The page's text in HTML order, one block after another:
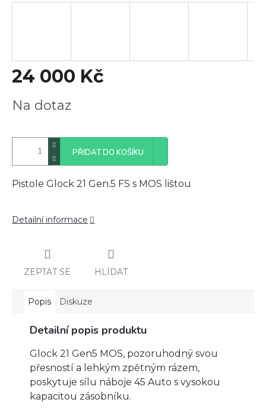
24 000 Kč
cena:
Na dotaz
PŘIDAT DO KOŠÍKU
Pistole Glock 21 Gen.5 FS s MOS lištou
Detailní informace
ZEPTAT SE HLÍDAT
Popis Diskuze
Detailní popis produktu
Glock 21 Gen5 MOS, pozoruhodný svou
přesností a lehkým zpětným rázem,
poskytuje sílu náboje 45 Auto s vysokou
kapacitou zásobníku.